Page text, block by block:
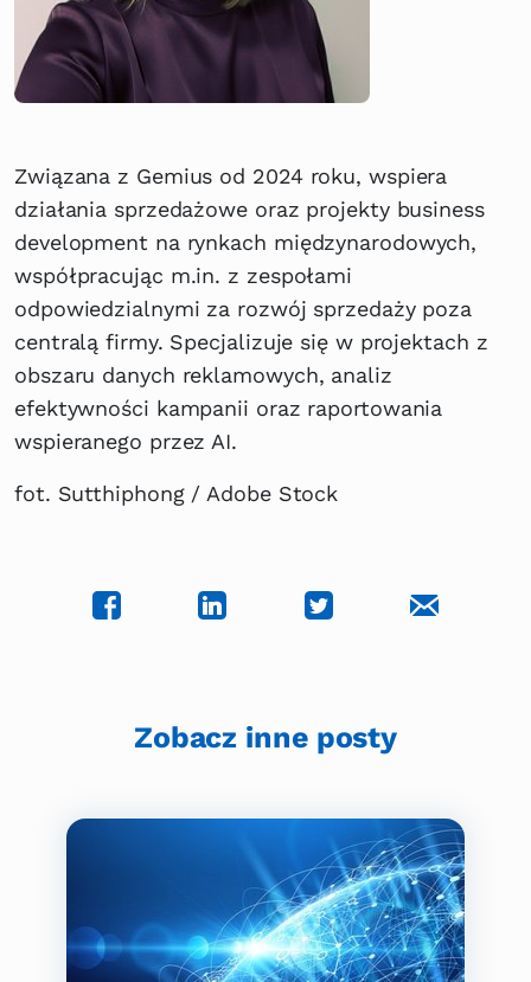
Związana z Gemius od 2024 roku, wspiera
działania sprzedażowe oraz projekty business
development na rynkach międzynarodowych,
współpracując m.in. z zespołami
odpowiedzialnymi za rozwój sprzedaży poza
centralą firmy. Specjalizuje się w projektach z
obszaru danych reklamowych, analiz
efektywności kampanii oraz raportowania
wspieranego przez AI.
fot. Sutthiphong / Adobe Stock
Zobacz inne posty